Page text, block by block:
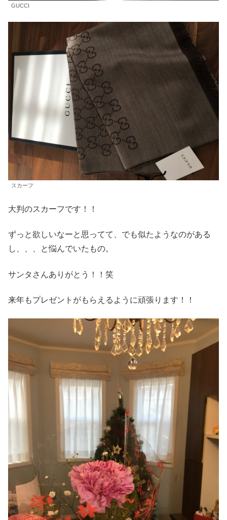
GUCCI
スカーフ
大判のスカーフです！！
ずっと欲しいなーと思ってて、でも似たようなのがある
し、、、と悩んでいたもの。
サンタさんありがとう！！笑
来年もプレゼントがもらえるように頑張ります！！